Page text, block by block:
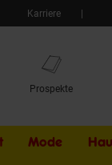
Karriere
Prospekte
Mode